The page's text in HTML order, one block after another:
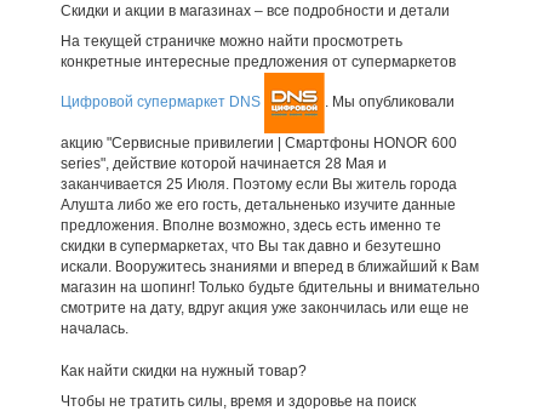
Скидки и акции в магазинах – все подробности и детали
На текущей страничке можно найти просмотреть
конкретные интересные предложения от супермаркетов
Цифровой супермаркет DNS . Мы опубликовали
акцию "Сервисные привилегии | Смартфоны HONOR 600
series", действие которой начинается 28 Мая и
заканчивается 25 Июля. Поэтому если Вы житель города
Алушта либо же его гость, детальненько изучите данные
предложения. Вполне возможно, здесь есть именно те
скидки в супермаркетах, что Вы так давно и безутешно
искали. Вооружитесь знаниями и вперед в ближайший к Вам
магазин на шопинг! Только будьте бдительны и внимательно
смотрите на дату, вдруг акция уже закончилась или еще не
началась.
Как найти скидки на нужный товар?
Чтобы не тратить силы, время и здоровье на поиск